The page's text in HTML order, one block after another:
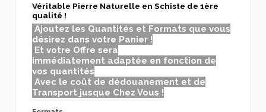
Véritable Pierre Naturelle en Schiste de 1ère
qualité !
Ajoutez les Quantités et Formats que vous
désirez dans votre Panier !
Et votre Offre sera
immédiatement adaptée en fonction de
vos quantités
Avec le coût de dédouanement et de
Transport jusque Chez Vous !